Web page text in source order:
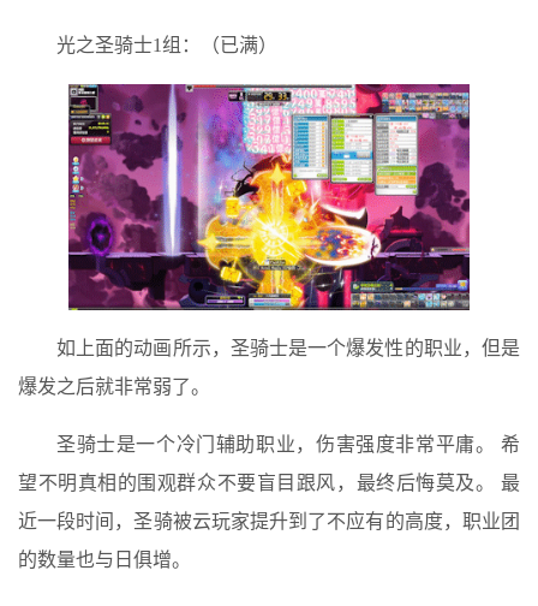
光之圣骑士1组：（已满）
如上面的动画所示，圣骑士是一个爆发性的职业，但是
爆发之后就非常弱了。
圣骑士是一个冷门辅助职业，伤害强度非常平庸。 希
望不明真相的围观群众不要盲目跟风，最终后悔莫及。 最
近一段时间，圣骑被云玩家提升到了不应有的高度，职业团
的数量也与日俱增。